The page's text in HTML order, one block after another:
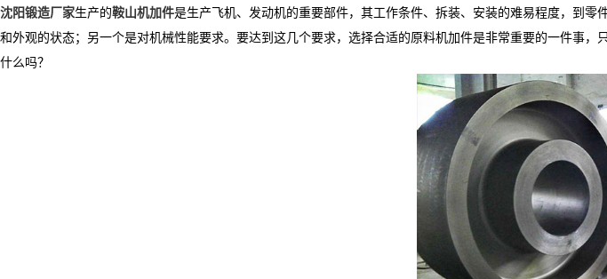
沈阳锻造厂家生产的鞍山机加件是生产飞机、发动机的重要部件，其工作条件、拆装、安装的难易程度，到
和外观的状态；另一个是对机械性能要求。要达到这几个要求，选择合适的原料机加件是非常重要的一件事
什么吗？